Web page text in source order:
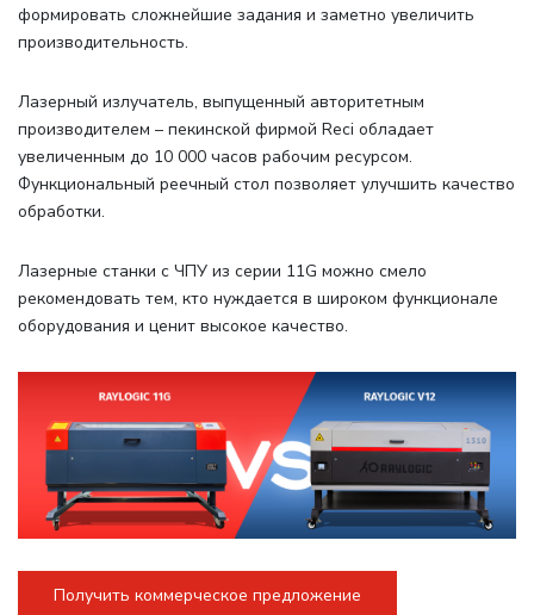
формировать сложнейшие задания и заметно увеличить
производительность.
Лазерный излучатель, выпущенный авторитетным
производителем – пекинской фирмой Reci обладает
увеличенным до 10 000 часов рабочим ресурсом.
Функциональный реечный стол позволяет улучшить качество
обработки.
Лазерные станки с ЧПУ из серии 11G можно смело
рекомендовать тем, кто нуждается в широком функционале
оборудования и ценит высокое качество.
Получить коммерческое предложение